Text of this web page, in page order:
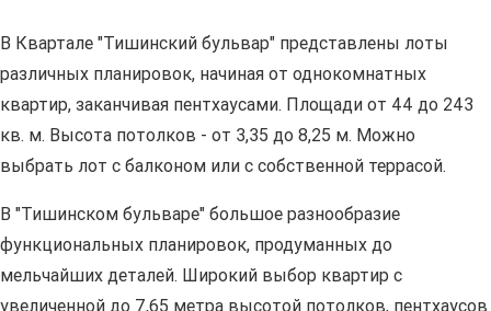
В Квартале "Тишинский бульвар" представлены лоты
различных планировок, начиная от однокомнатных
квартир, заканчивая пентхаусами. Площади от 44 до 243
кв. м. Высота потолков - от 3,35 до 8,25 м. Можно
выбрать лот с балконом или с собственной террасой.
В "Тишинском бульваре" большое разнообразие
функциональных планировок, продуманных до
мельчайших деталей. Широкий выбор квартир с
увеличенной до 7,65 метра высотой потолков, пентхаусов